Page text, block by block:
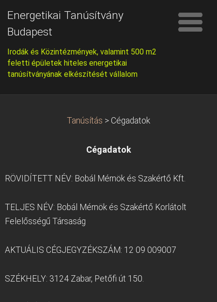
Energetikai Tanúsítvány
Budapest
Irodák és Közintézmények, valamint 500 m2
feletti épületek hiteles energetikai
tanúsítványának elkészítését vállalom
Tanúsítás > Cégadatok
Cégadatok
RÖVIDÍTETT NÉV: Bobál Mérnök és Szakértő Kft.
TELJES NÉV: Bobál Mérnök és Szakértő Korlátolt
Felelősségű Társaság
AKTUÁLIS CÉGJEGYZÉKSZÁM: 12 09 009007
SZÉKHELY: 3124 Zabar, Petőfi út 150.